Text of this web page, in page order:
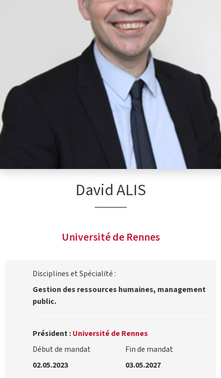
David ALIS
Université de Rennes
Disciplines et Spécialité :
Gestion des ressources humaines, management
public.
Président :Université de Rennes
Début de mandat
02.05.2023
Fin de mandat
03.05.2027